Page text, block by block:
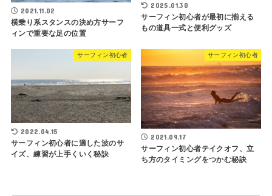
2021.11.02
横乗り系スタンスの決め方サーフ
ィンで重要な足の位置
2025.01.30
サーフィン初心者が最初に揃える
もの道具一式と便利グッズ
サーフィン初心者
2022.04.15
サーフィン初心者に適した波のサ
イズ、練習が上手くいく秘訣
サーフィン初心者
2021.09.17
サーフィン初心者テイクオフ、立
ち方のタイミングをつかむ秘訣